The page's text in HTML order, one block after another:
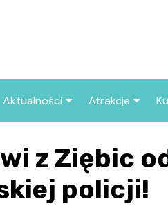
Aktualności
Wszystkie wpisy
Atrakcje
we Wrocławiu
Co warto
Wrocławiu?
z Ziębic
policji!